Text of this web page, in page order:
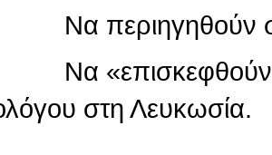
στον
τον
στη Λευκωσία.